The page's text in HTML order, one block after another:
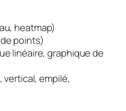
heatmap)
points)
linéaire, graphique de
vertical, empilé,